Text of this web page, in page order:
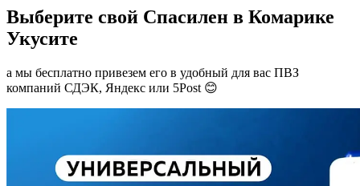
Выберите свой Спасилен в Комарике
Укусите
а мы бесплатно привезем его в удобный для вас ПВЗ
компаний СДЭК, Яндекс или 5Post 😊